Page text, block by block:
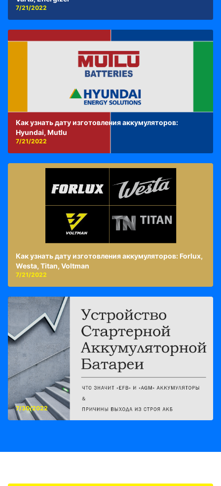
7/21/2022
Как узнать дату изготовления аккумуляторов:
Hyundai, Mutlu
7/21/2022
Как узнать дату изготовления аккумуляторов: Forlux,
Westa, Titan, Voltman
7/21/2022
7/30/2022